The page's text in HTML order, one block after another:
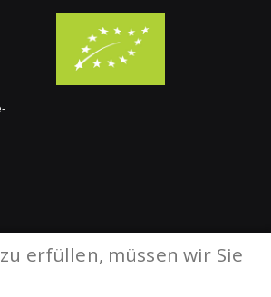
erfüllen, müssen wir Sie